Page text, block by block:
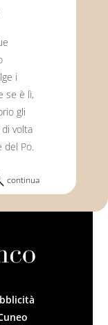
i
se è lì,
gli
volta
del Po.
continua